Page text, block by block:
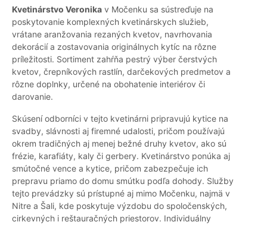
Kvetinárstvo Veronika v Močenku sa sústreďuje na
poskytovanie komplexných kvetinárskych služieb,
vrátane aranžovania rezaných kvetov, navrhovania
dekorácií a zostavovania originálnych kytíc na rôzne
príležitosti. Sortiment zahŕňa pestrý výber čerstvých
kvetov, črepníkových rastlín, darčekových predmetov a
rôzne doplnky, určené na obohatenie interiérov či
darovanie.
Skúsení odborníci v tejto kvetinárni pripravujú kytice na
svadby, slávnosti aj firemné udalosti, pričom používajú
okrem tradičných aj menej bežné druhy kvetov, ako sú
frézie, karafiáty, kaly či gerbery. Kvetinárstvo ponúka aj
smútočné vence a kytice, pričom zabezpečuje ich
prepravu priamo do domu smútku podľa dohody. Služby
tejto prevádzky sú prístupné aj mimo Močenku, najmä v
Nitre a Šali, kde poskytuje výzdobu do spoločenských,
cirkevných i reštauračných priestorov. Individuálny